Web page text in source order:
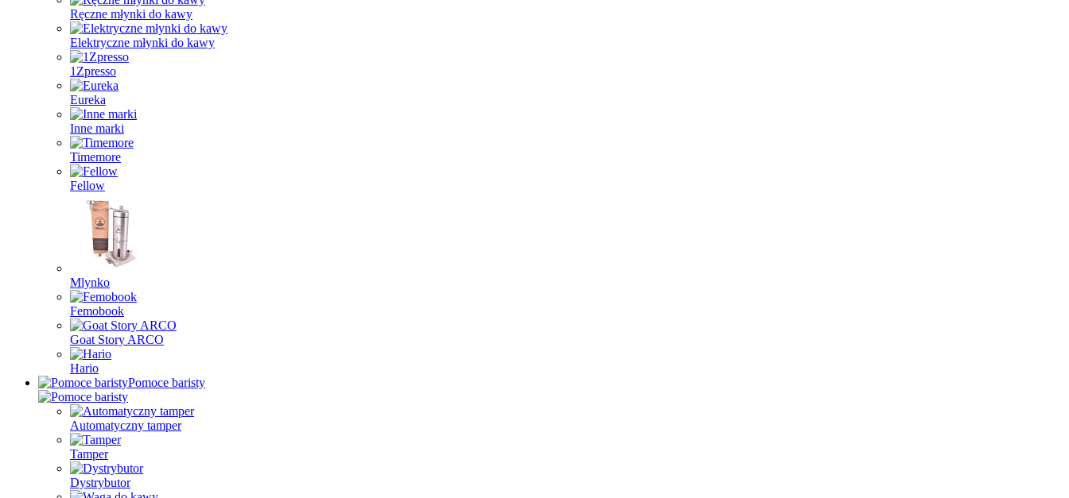
Ręczne młynki do kawy
Elektryczne młynki do kawy
1Zpresso
Eureka
Inne marki
Timemore
Fellow
Mlynko
Femobook
Goat Story ARCO
Hario
Pomoce baristy
Automatyczny tamper
Tamper
Dystrybutor